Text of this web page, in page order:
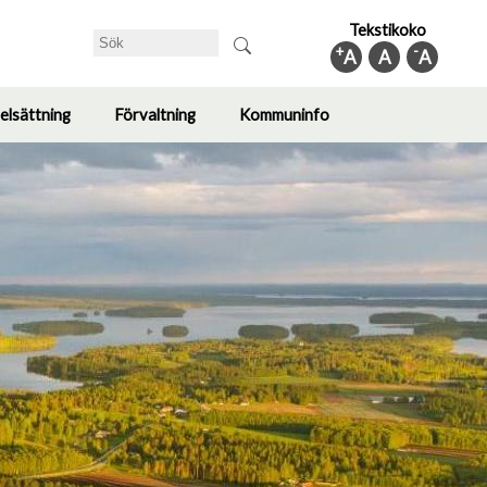
Sök Tekstikoko
-A
A
+A
Toggle
submenu
Förvaltning
Toggle
submenu
Kommuninfo
Toggle
submenu